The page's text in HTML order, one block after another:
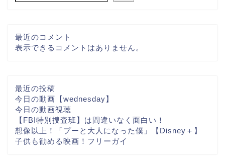
最近のコメント
表示できるコメントはありません。
最近の投稿
今日の動画【wednesday】
今日の動画視聴
【FBI特別捜査班】は間違いなく面白い！
想像以上！「プーと大人になった僕」【Disney＋】
子供も勧める映画！フリーガイ